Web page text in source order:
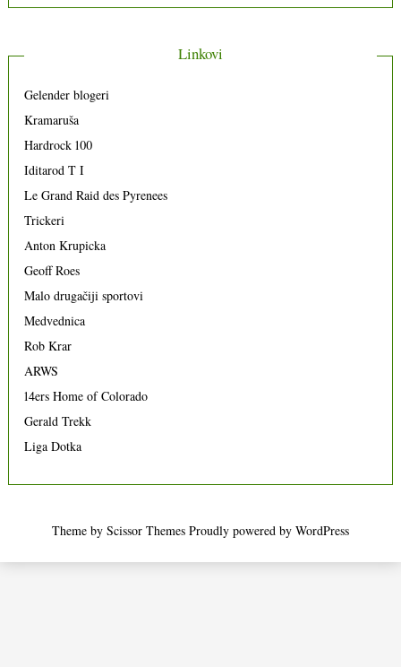
Linkovi
Gelender blogeri
Kramaruša
Hardrock 100
Iditarod T I
Le Grand Raid des Pyrenees
Trickeri
Anton Krupicka
Geoff Roes
Malo drugačiji sportovi
Medvednica
Rob Krar
ARWS
14ers Home of Colorado
Gerald Trekk
Liga Dotka
Theme by Scissor Themes Proudly powered by WordPress